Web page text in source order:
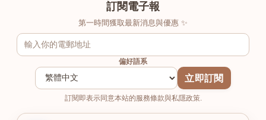
訂閱電子報
第一時間獲取最新消息與優惠 ✨
偏好語系
立即訂閱
訂閱即表示同意本站的服務條款與私隱政策.